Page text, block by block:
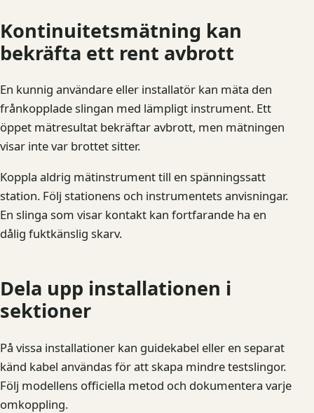
Kontinuitetsmätning kan
bekräfta ett rent avbrott
En kunnig användare eller installatör kan mäta den
frånkopplade slingan med lämpligt instrument. Ett
öppet mätresultat bekräftar avbrott, men mätningen
visar inte var brottet sitter.
Koppla aldrig mätinstrument till en spänningssatt
station. Följ stationens och instrumentets anvisningar.
En slinga som visar kontakt kan fortfarande ha en
dålig fuktkänslig skarv.
Dela upp installationen i
sektioner
På vissa installationer kan guidekabel eller en separat
känd kabel användas för att skapa mindre testslingor.
Följ modellens officiella metod och dokumentera varje
omkoppling.